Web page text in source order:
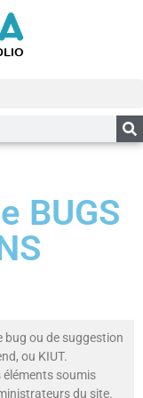
BUGS
bug ou de suggestion
ou KIUT.
éléments soumis
du site.